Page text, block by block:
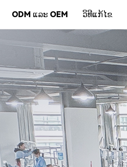
ODM ແລະ OEM ວິທີແກ້ໄຂ